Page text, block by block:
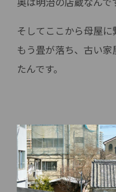
奥は明治の店蔵なんで
そしてここから母屋
もう畳が落ち、古い
たんです。